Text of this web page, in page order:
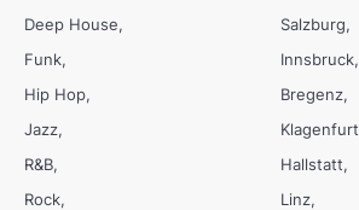
Deep House
Funk
Hip Hop
Jazz
R&B
Rock
Salzburg
Innsbruck
Bregenz
Klagenfurt
Hallstatt
Linz